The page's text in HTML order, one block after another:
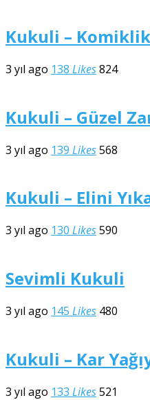
Kukuli –
3 yıl ago 138 Likes824
Kukuli – Güzel
3 yıl ago 139 Likes568
Kukuli – Elini
3 yıl ago 130 Likes590
Sevimli Kukuli
3 yıl ago 145 Likes 480
Kukuli – Kar
3 yıl ago 133 Likes521